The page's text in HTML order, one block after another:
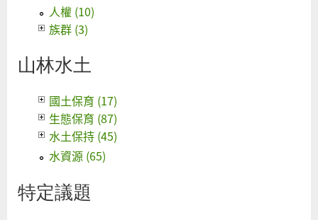
人權 (10)
族群 (3)
山林水土
國土保育 (17)
生態保育 (87)
水土保持 (45)
水資源 (65)
特定議題